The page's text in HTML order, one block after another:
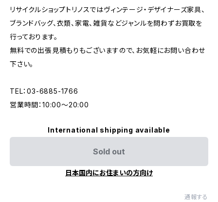
リサイクルショップトリノスではヴィンテージ・デザイナーズ家具、
ブランドバッグ、衣類、家電、雑貨などジャンルを問わずお買取を
行っております。
無料での出張見積もりもございますので、お気軽にお問い合わせ
下さい。
TEL：03-6885-1766
営業時間：10:00〜20:00
International shipping available
Sold out
日本国内にお住まいの方向け
通報する